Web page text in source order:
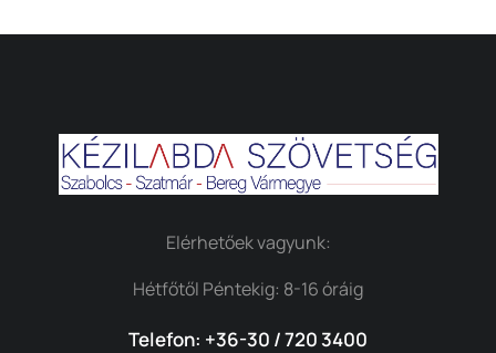
Elérhetőek vagyunk:
Hétfőtől Péntekig: 8-16 óráig
Telefon: +36-30 / 720 3400